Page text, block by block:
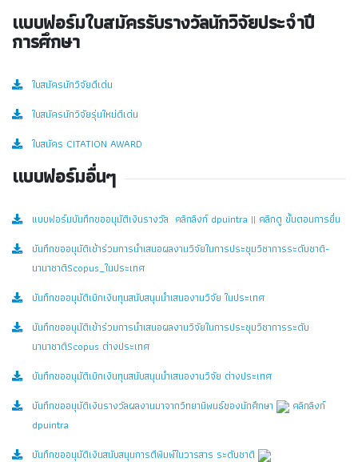
แบบฟอร์มใบสมัครรับรางวัลนักวิจัยประจำปี
การศึกษา
ใบสมัครนักวิจัยดีเด่น
ใบสมัครนักวิจัยรุ่นใหม่ดีเด่น
ใบสมัคร CITATION AWARD
แบบฟอร์มอื่นๆ
แบบฟอร์มบันทึกขออนุมัติเงินรางวัล คลิกลิงก์ dpuintra || คลิกดู ขั้นตอนการยื่น
บันทึกขออนุมัติเข้าร่วมการนำเสนอผลงานวิจัยในการประชุมวิชาการระดับชาติ-
นานาชาติScopus_ในประเทศ
บันทึกขออนุมัติเบิกเงินทุนสนับสนุนนำเสนองานวิจัย ในประเทศ
บันทึกขออนุมัติเข้าร่วมการนำเสนอผลงานวิจัยในการประชุมวิชาการระดับ
นานาชาติScopus ต่างประเทศ
บันทึกขออนุมัติเบิกเงินทุนสนับสนุนนำเสนองานวิจัย ต่างประเทศ
บันทึกขออนุมัติเงินรางวัลผลงานมาจากวิทยานิพนธ์ของนักศึกษา
คลิกลิงก์
dpuintra
บันทึกขออนุมัติเงินสนับสนุนการตีพิมพ์ในวารสาร ระดับชาติ